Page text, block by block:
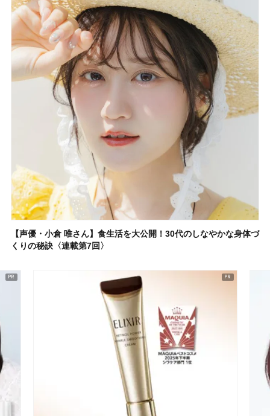
【声優・小倉 唯さん】食生活を大公開！30代のしなやかな身体づ
くりの秘訣〈連載第7回〉